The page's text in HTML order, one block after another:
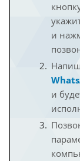
и
и